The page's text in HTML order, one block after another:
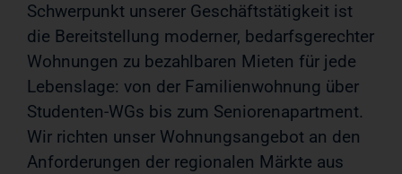
Schwerpunkt unserer Geschäftstätigkeit ist
die Bereitstellung moderner, bedarfsgerechter
Wohnungen zu bezahlbaren Mieten für jede
Lebenslage: von der Familienwohnung über
Studenten-WGs bis zum Seniorenapartment.
Wir richten unser Wohnungsangebot an den
Anforderungen der regionalen Märkte aus